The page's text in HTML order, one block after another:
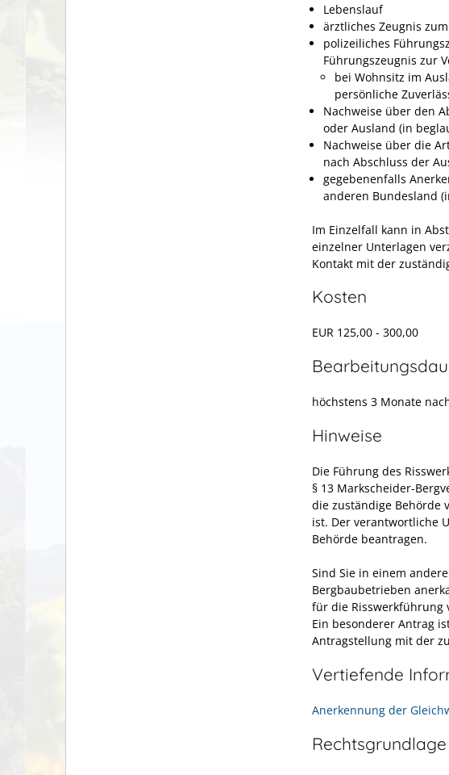
Lebenslauf
ärztliches Zeugnis
polizeiliches
Führungszeugnis zur
bei Wohnsitz im
persönliche
Nachweise über den
oder Ausland (in
Nachweise über die
nach Abschluss der
gegebenenfalls
anderen Bundesland
Im Einzelfall kann in
einzelner Unterlagen
Kontakt mit der
Kosten
EUR 125,00 - 300,00
höchstens 3 Monate
Hinweise
Die Führung des
§ 13 Markscheider-
die zuständige Behörde
ist. Der verantwortliche
Behörde beantragen.
Sind Sie in einem
Bergbaubetrieben
für die Risswerkführung
Ein besonderer Antrag
Antragstellung mit der
Vertiefende
Anerkennung der
Rechtsgrundlage